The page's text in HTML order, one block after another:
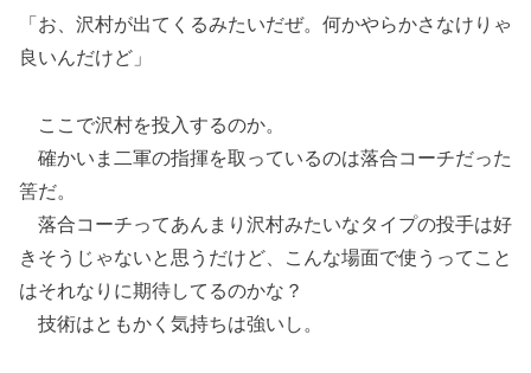
「お、沢村が出てくるみたいだぜ。何かやらかさなけりゃ
良いんだけど」
ここで沢村を投入するのか。
確かいま二軍の指揮を取っているのは落合コーチだった
筈だ。
落合コーチってあんまり沢村みたいなタイプの投手は好
きそうじゃないと思うだけど、こんな場面で使うってこと
はそれなりに期待してるのかな？
技術はともかく気持ちは強いし。